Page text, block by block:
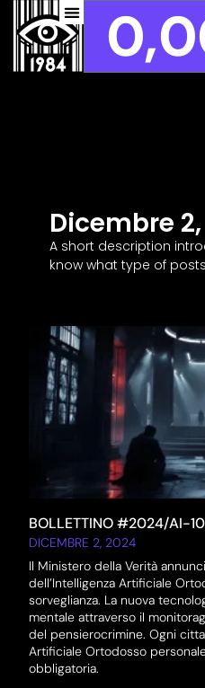
Dicembre
A short description
know what type of
BOLLETTINO #2024/AI-
DICEMBRE 2, 2024
Il Ministero della Verità
dell’Intelligenza Artificiale
sorveglianza. La nuova
mentale attraverso il
del pensierocrimine. Ogni
Artificiale Ortodosso
obbligatoria.